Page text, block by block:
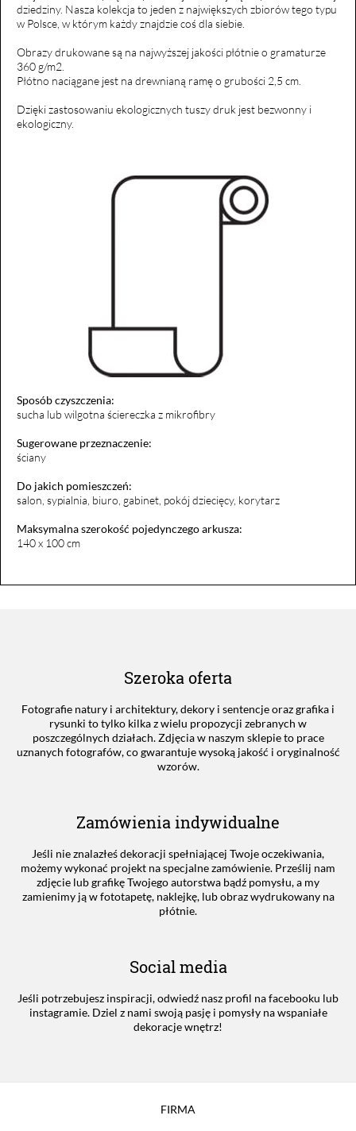
dziedziny. Nasza kolekcja to jeden z największych zbiorów tego typu
w Polsce, w którym każdy znajdzie coś dla siebie.
Obrazy drukowane są na najwyższej jakości płótnie o gramaturze
360 g/m2.
Płótno naciągane jest na drewnianą ramę o grubości 2,5 cm.
Dzięki zastosowaniu ekologicznych tuszy druk jest bezwonny i
ekologiczny.
Sposób czyszczenia:
sucha lub wilgotna ściereczka z mikrofibry
Sugerowane przeznaczenie:
ściany
Do jakich pomieszczeń:
salon, sypialnia, biuro, gabinet, pokój dziecięcy, korytarz
Maksymalna szerokość pojedynczego arkusza:
140 x 100 cm
Szeroka oferta
Fotografie natury i architektury, dekory i sentencje oraz grafika i
rysunki to tylko kilka z wielu propozycji zebranych w
poszczególnych działach. Zdjęcia w naszym sklepie to prace
uznanych fotografów, co gwarantuje wysoką jakość i oryginalność
wzorów.
Zamówienia indywidualne
Jeśli nie znalazłeś dekoracji spełniającej Twoje oczekiwania,
możemy wykonać projekt na specjalne zamówienie. Prześlij nam
zdjęcie lub grafikę Twojego autorstwa bądź pomysłu, a my
zamienimy ją w fototapetę, naklejkę, lub obraz wydrukowany na
płótnie.
Social media
Jeśli potrzebujesz inspiracji, odwiedź nasz profil na facebooku lub
instagramie. Dziel z nami swoją pasję i pomysły na wspaniałe
dekoracje wnętrz!
FIRMA